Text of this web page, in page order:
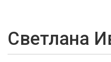
ОБЩЕСТВО
ЭКОНОМИКА
Светлана